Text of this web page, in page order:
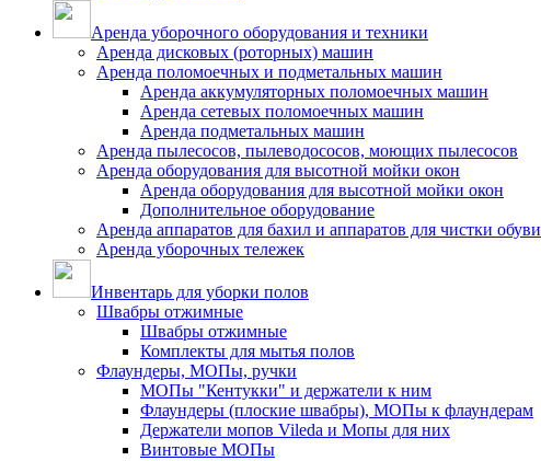
Аренда уборочного оборудования и техники
Аренда дисковых (роторных) машин
Аренда поломоечных и подметальных машин
Аренда аккумуляторных поломоечных машин
Аренда сетевых поломоечных машин
Аренда подметальных машин
Аренда пылесосов, пылеводососов, моющих пылесосов
Аренда оборудования для высотной мойки окон
Аренда оборудования для высотной мойки окон
Дополнительное оборудование
Аренда аппаратов для бахил и аппаратов для чистки обуви
Аренда уборочных тележек
Инвентарь для уборки полов
Швабры отжимные
Швабры отжимные
Комплекты для мытья полов
Флаундеры, МОПы, ручки
МОПы "Кентукки" и держатели к ним
Флаундеры (плоские швабры), МОПы к флаундерам
Держатели мопов Vileda и Мопы для них
Винтовые МОПы